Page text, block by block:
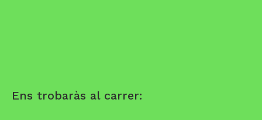
Ens trobaràs al carrer: